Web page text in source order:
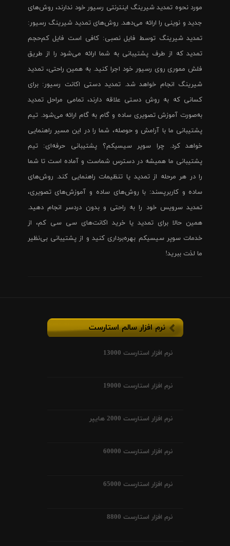
مورد نحوه تمدید شیرینگ اینترنتی رسیور خود ندارند، روش‌های
جدید و نوینی را ارائه می‌دهد. روش‌های تمدید شیرینگ رسیور:
تمدید شیرینگ توسط فایل نصبی: کافی است فایل کم‌حجم
تمدید که از طرف پشتیبانی به شما ارائه می‌شود را از طریق
فلش مموری روی رسیور خود اجرا کنید. به همین راحتی، تمدید
شیرینگ انجام خواهد شد. تمدید دستی اکانت رسیور: برای
کسانی که به روش دستی علاقه دارند، تمامی مراحل تمدید
به‌صورت آموزش تصویری ساده و گام به گام ارائه می‌شود. تیم
پشتیبانی ما با آرامش و حوصله، شما را در این مسیر راهنمایی
خواهد کرد. چرا سوپر سیسیکم؟ پشتیبانی حرفه‌ای: تیم
پشتیبانی ما همیشه در دسترس شماست و آماده است تا شما
را در هر مرحله از تمدید یا تنظیمات راهنمایی کند. روش‌های
ساده و کاربرپسند: با روش‌های ساده و آموزش‌های تصویری،
تمدید سرویس خود را به راحتی و بدون دردسر انجام دهید.
همین حالا برای تمدید یا خرید اکانت‌های سی سی کم، از
خدمات سوپر سیسیکم بهره‌برداری کنید و از پشتیبانی بی‌نظیر
ما لذت ببرید!
نرم افزار سالم استارست
نرم افزار استارست 13000
نرم افزار استارست 19000
نرم افزار استارست 2000 هایپر
نرم افزار استارست 60000
نرم افزار استارست 65000
نرم افزار استارست 8800